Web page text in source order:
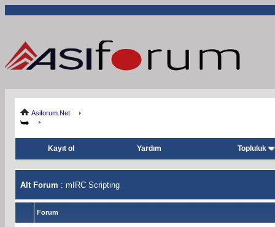
Asiforum.Net
Kayıt ol Yardım Topluluk
Alt Forum : mIRC Scripting
Forum